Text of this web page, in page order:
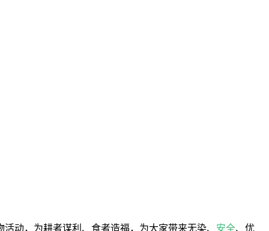
活动，为耕者谋利、食者造福，为大家带来无染、 安全、优